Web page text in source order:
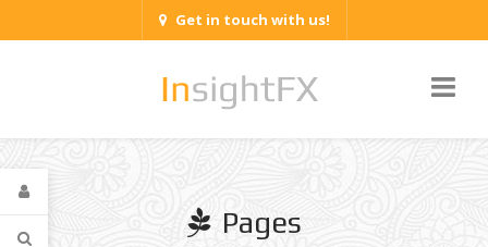
Get in touch with us!
Pages